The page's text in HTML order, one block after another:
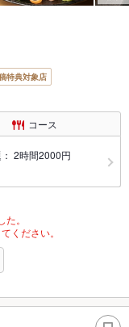
特典対象店
コース
2時間2000円
。
ください。